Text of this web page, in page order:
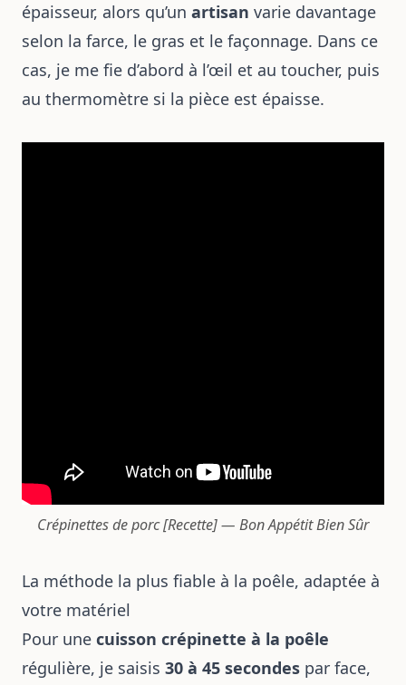
épaisseur, alors qu’un artisan varie davantage
selon la farce, le gras et le façonnage. Dans ce
cas, je me fie d’abord à l’œil et au toucher, puis
au thermomètre si la pièce est épaisse.
Crépinettes de porc [Recette] — Bon Appétit Bien Sûr
La méthode la plus fiable à la poêle, adaptée à
votre matériel
Pour une cuisson crépinette à la poêle
régulière, je saisis 30 à 45 secondes par face,